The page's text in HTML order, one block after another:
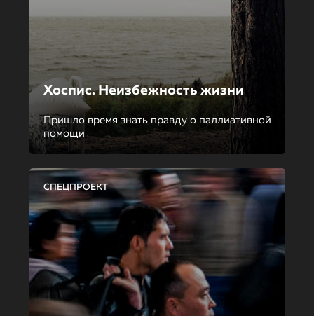
Хоспис. Неизбежность жизни
Пришло время знать правду о паллиативной
помощи
СПЕЦПРОЕКТ